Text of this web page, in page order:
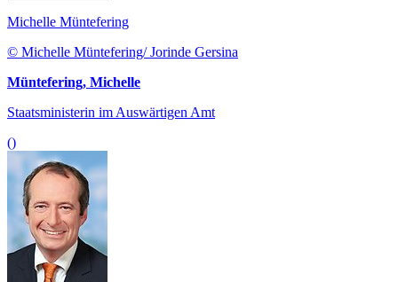
Michelle Müntefering
© Michelle Müntefering/ Jorinde Gersina
Müntefering, Michelle
Staatsministerin im Auswärtigen Amt
()